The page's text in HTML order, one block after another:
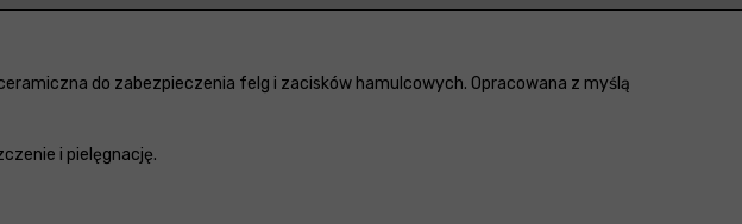
do zabezpieczenia felg i zacisków hamulcowych. Opracowana z myślą
i pielęgnację.